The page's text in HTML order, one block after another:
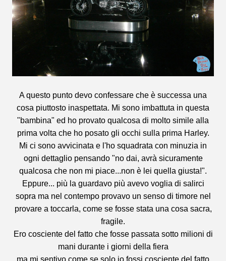
A questo punto devo confessare che è successa una
cosa piuttosto inaspettata. Mi sono imbattuta in questa
"bambina" ed ho provato qualcosa di molto simile alla
prima volta che ho posato gli occhi sulla prima Harley.
Mi ci sono avvicinata e l'ho squadrata con minuzia in
ogni dettaglio pensando "no dai, avrà sicuramente
qualcosa che non mi piace...non è lei quella giusta!".
Eppure... più la guardavo più avevo voglia di salirci
sopra ma nel contempo provavo un senso di timore nel
provare a toccarla, come se fosse stata una cosa sacra,
fragile.
Ero cosciente del fatto che fosse passata sotto milioni di
mani durante i giorni della fiera
ma mi sentivo come se solo io fossi cosciente del fatto